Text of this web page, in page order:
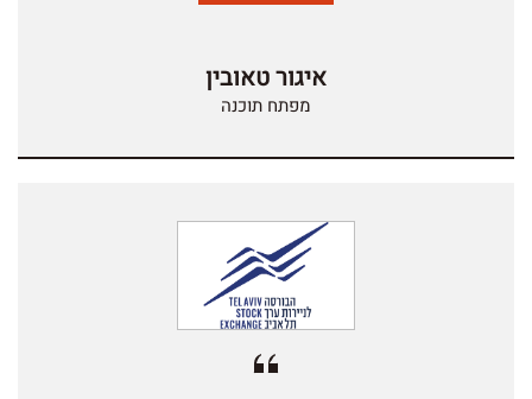
איגור טאובין
מפתח תוכנה